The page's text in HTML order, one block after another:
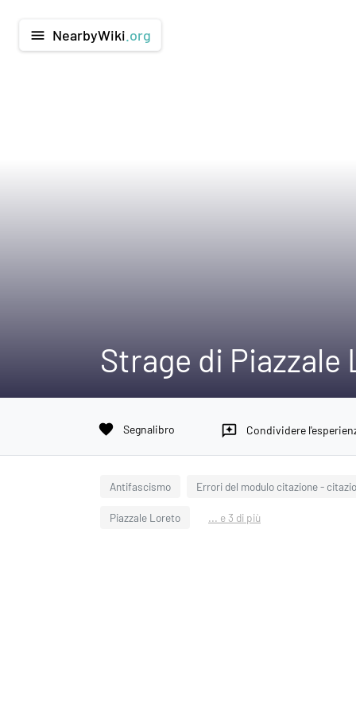
menu NearbyWiki .org
Strage di Piazzale
favorite Segnalibro reviews Condividere
Antifascismo Errori del modulo citazione -
Piazzale Loreto ... e 3 di più